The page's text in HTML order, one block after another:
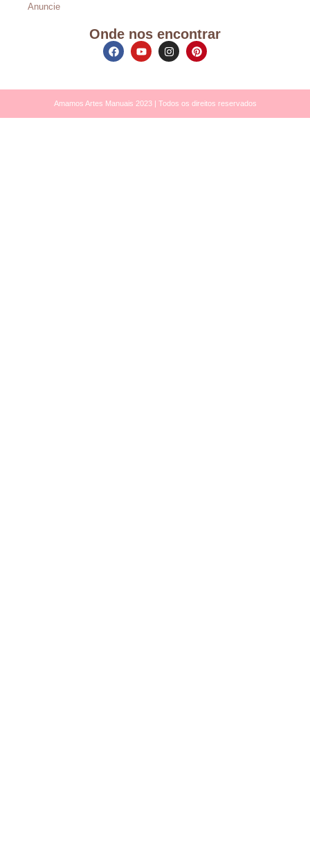
Anuncie
Onde nos encontrar
Amamos Artes Manuais 2023 | Todos os direitos reservados